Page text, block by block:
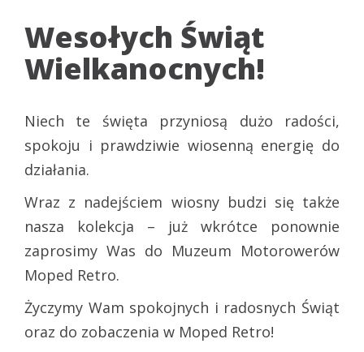
Wesołych Świąt
Wielkanocnych!
Niech te święta przyniosą dużo radości,
spokoju i prawdziwie wiosenną energię do
działania.
Wraz z nadejściem wiosny budzi się także
nasza kolekcja – już wkrótce ponownie
zaprosimy Was do Muzeum Motorowerów
Moped Retro.
Życzymy Wam spokojnych i radosnych Świąt
oraz do zobaczenia w Moped Retro!